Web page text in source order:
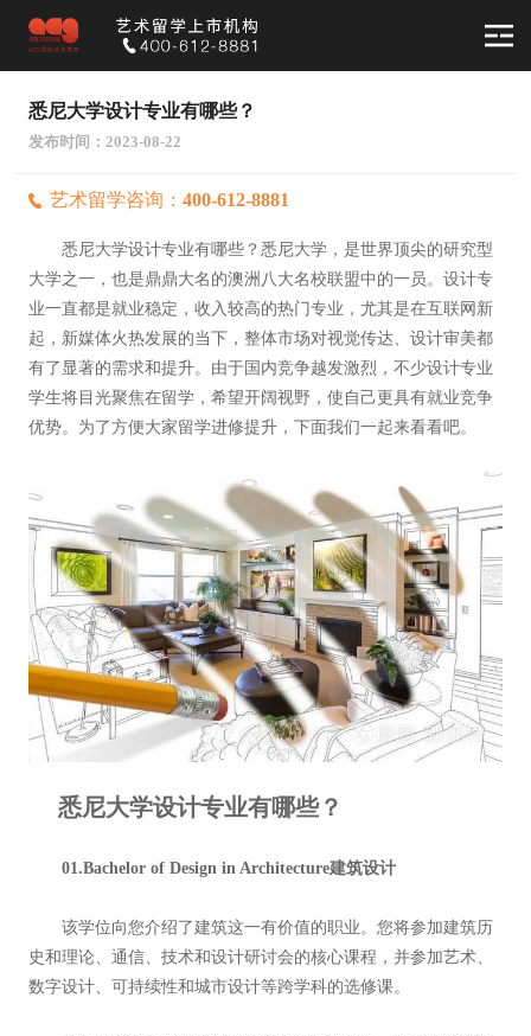
悉尼大学设计专业有哪些？
发布时间：2023-08-22
艺术留学咨询： 400-612-8881
悉尼大学设计专业有哪些？悉尼大学，是世界顶尖的研究型
大学之一，也是鼎鼎大名的澳洲八大名校联盟中的一员。设计专
业一直都是就业稳定，收入较高的热门专业，尤其是在互联网新
起，新媒体火热发展的当下，整体市场对视觉传达、设计审美都
有了显著的需求和提升。由于国内竞争越发激烈，不少设计专业
学生将目光聚焦在留学，希望开阔视野，使自己更具有就业竞争
优势。为了方便大家留学进修提升，下面我们一起来看看吧。
悉尼大学设计专业有哪些？
01.Bachelor of Design in Architecture建筑设计
该学位向您介绍了建筑这一有价值的职业。您将参加建筑历
史和理论、通信、技术和设计研讨会的核心课程，并参加艺术、
数字设计、可持续性和城市设计等跨学科的选修课。